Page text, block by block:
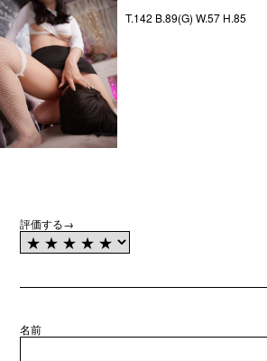
T.142 B.89(G) W.57 H.85
評価する→
名前